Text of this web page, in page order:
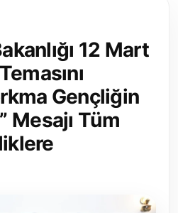
12 Mart
Gençliğin
Mesajı Tüm